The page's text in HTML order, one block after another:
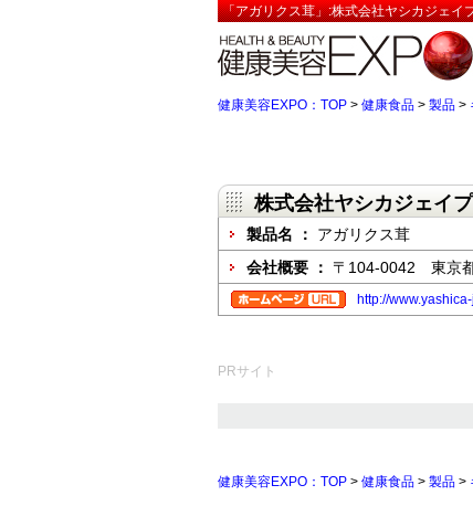
「アガリクス茸」:株式会社ヤシカジェイ
健康美容EXPO：TOP > 健康食品 > 製品 >
株式会社ヤシカジェイ
製品名 ： アガリクス茸
会社概要 ： 〒104-0042 東京
http://
PRサイト
健康美容EXPO：TOP > 健康食品 > 製品 >